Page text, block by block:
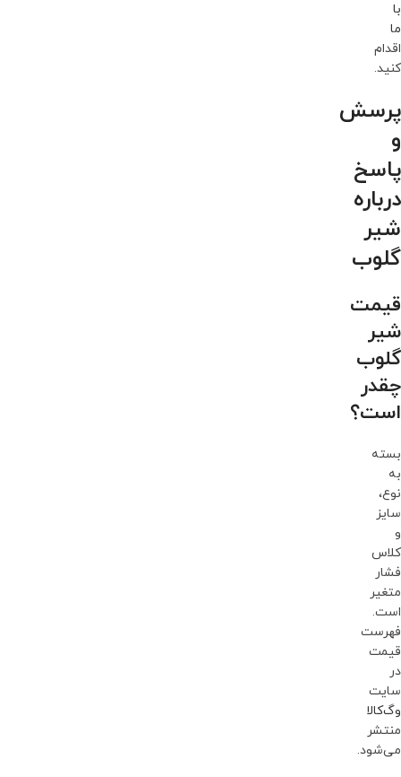
با
ما
اقدام
کنید.
پرسش
و
پاسخ
درباره
شیر
گلوب
قیمت
شیر
گلوب
چقدر
است؟
بسته
به
نوع،
سایز
و
کلاس
فشار
متغیر
است.
فهرست
قیمت
در
سایت
وگ‌کالا
منتشر
می‌شود.